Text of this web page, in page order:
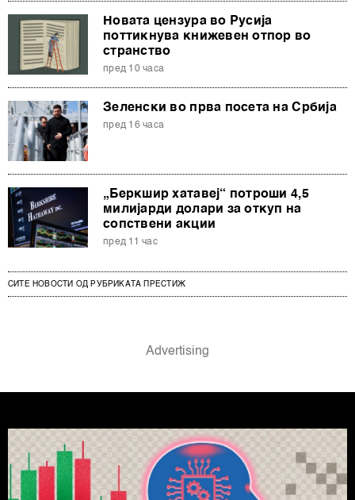
Новата цензура во Русија
поттикнува книжевен отпор во
странство
пред 10 часа
Зеленски во прва посета на Србија
пред 16 часа
„Беркшир хатавеј“ потроши 4,5
милијарди долари за откуп на
сопствени акции
пред 11 час
СИТЕ НОВОСТИ ОД РУБРИКАТА ПРЕСТИЖ